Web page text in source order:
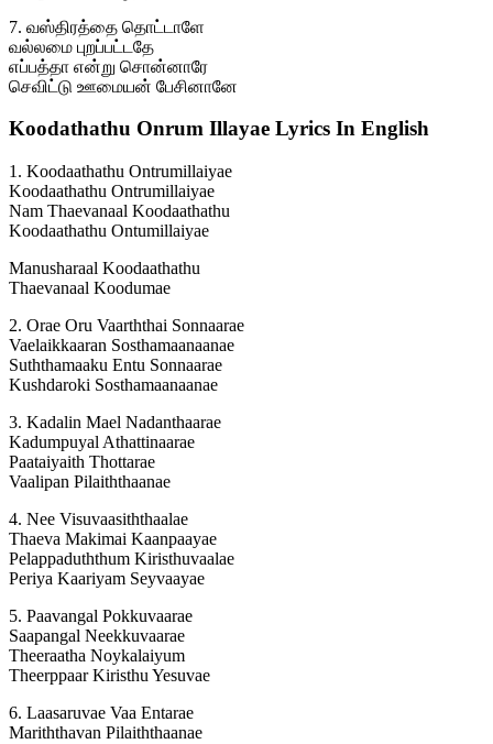
7. வஸ்திரத்தை தொட்டாளே
வல்லமை புறப்பட்டதே
எப்பத்தா என்று சொன்னாரே
செவிட்டு ஊமையன் பேசினானே
Koodathathu Onrum Illayae Lyrics In English
1. Koodaathathu Ontrumillaiyae
Koodaathathu Ontrumillaiyae
Nam Thaevanaal Koodaathathu
Koodaathathu Ontumillaiyae
Manusharaal Koodaathathu
Thaevanaal Koodumae
2. Orae Oru Vaarththai Sonnaarae
Vaelaikkaaran Sosthamaanaanae
Suththamaaku Entu Sonnaarae
Kushdaroki Sosthamaanaanae
3. Kadalin Mael Nadanthaarae
Kadumpuyal Athattinaarae
Paataiyaith Thottarae
Vaalipan Pilaiththaanae
4. Nee Visuvaasiththaalae
Thaeva Makimai Kaanpaayae
Pelappaduththum Kiristhuvaalae
Periya Kaariyam Seyvaayae
5. Paavangal Pokkuvaarae
Saapangal Neekkuvaarae
Theeraatha Noykalaiyum
Theerppaar Kiristhu Yesuvae
6. Laasaruvae Vaa Entarae
Mariththavan Pilaiththaanae